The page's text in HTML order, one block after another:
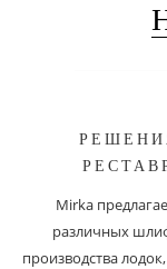
Mirka
различных
производства